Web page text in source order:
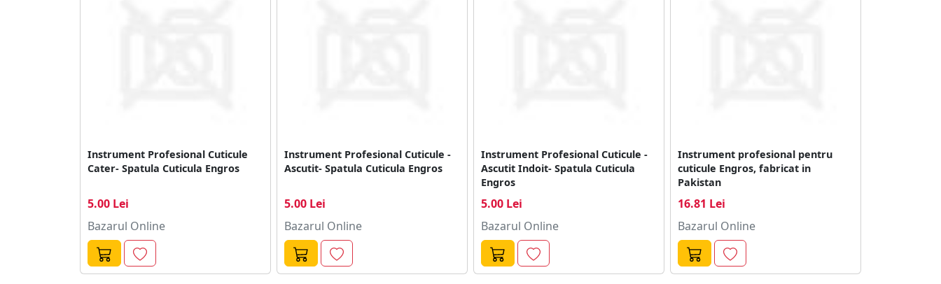
Instrument Profesional Cuticule
Cater- Spatula Cuticula Engros
5.00 Lei
Bazarul Online
Instrument Profesional Cuticule -
Ascutit- Spatula Cuticula Engros
5.00 Lei
Bazarul Online
Instrument Profesional Cuticule -
Ascutit Indoit- Spatula Cuticula
Engros
5.00 Lei
Bazarul Online
Instrument profesional pentru
cuticule Engros, fabricat in
Pakistan
16.81 Lei
Bazarul Online